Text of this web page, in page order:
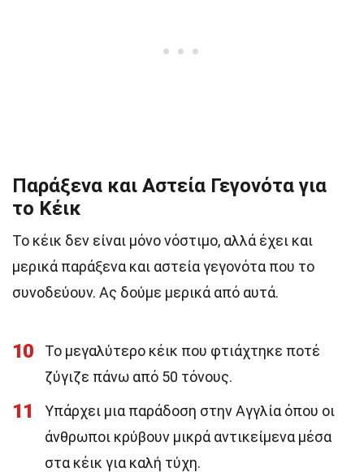
Παράξενα και Αστεία Γεγονότα για
το Κέικ
Το κέικ δεν είναι μόνο νόστιμο, αλλά έχει και
μερικά παράξενα και αστεία γεγονότα που το
συνοδεύουν. Ας δούμε μερικά από αυτά.
10
Το μεγαλύτερο κέικ που φτιάχτηκε ποτέ
ζύγιζε πάνω από 50 τόνους.
11
Υπάρχει μια παράδοση στην Αγγλία όπου οι
άνθρωποι κρύβουν μικρά αντικείμενα μέσα
στα κέικ για καλή τύχη.